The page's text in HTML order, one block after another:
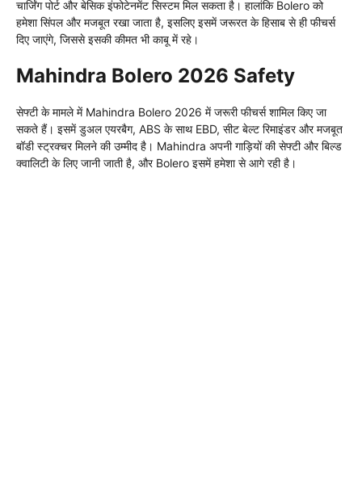
चार्जिंग पोर्ट और बेसिक इंफोटेनमेंट सिस्टम मिल सकता है। हालांकि Bolero को
हमेशा सिंपल और मजबूत रखा जाता है, इसलिए इसमें जरूरत के हिसाब से ही फीचर्स
दिए जाएंगे, जिससे इसकी कीमत भी काबू में रहे।
Mahindra Bolero 2026 Safety
सेफ्टी के मामले में Mahindra Bolero 2026 में जरूरी फीचर्स शामिल किए जा
सकते हैं। इसमें डुअल एयरबैग, ABS के साथ EBD, सीट बेल्ट रिमाइंडर और मजबूत
बॉडी स्ट्रक्चर मिलने की उम्मीद है। Mahindra अपनी गाड़ियों की सेफ्टी और बिल्ड
क्वालिटी के लिए जानी जाती है, और Bolero इसमें हमेशा से आगे रही है।